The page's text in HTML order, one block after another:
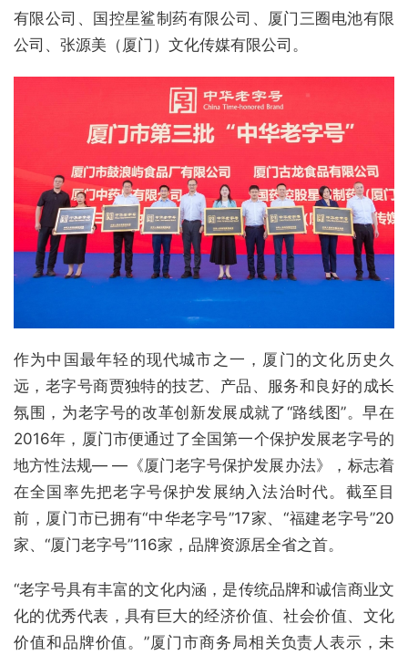
有限公司、国控星鲨制药有限公司、厦门三圈电池有限
公司、张源美（厦门）文化传媒有限公司。
作为中国最年轻的现代城市之一，厦门的文化历史久
远，老字号商贾独特的技艺、产品、服务和良好的成长
氛围，为老字号的改革创新发展成就了“路线图”。早在
2016年，厦门市便通过了全国第一个保护发展老字号的
地方性法规— —《厦门老字号保护发展办法》，标志着
在全国率先把老字号保护发展纳入法治时代。截至目
前，厦门市已拥有“中华老字号”17家、“福建老字号”20
家、“厦门老字号”116家，品牌资源居全省之首。
“老字号具有丰富的文化内涵，是传统品牌和诚信商业文
化的优秀代表，具有巨大的经济价值、社会价值、文化
价值和品牌价值。”厦门市商务局相关负责人表示，未